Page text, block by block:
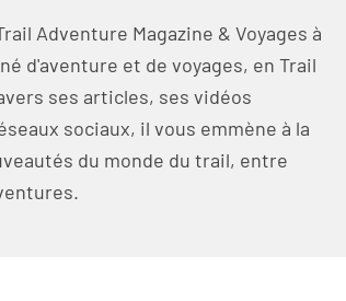
Adventure Magazine & Voyages à
d'aventure et de voyages, en Trail
ses articles, ses vidéos
sociaux, il vous emmène à la
du monde du trail, entre